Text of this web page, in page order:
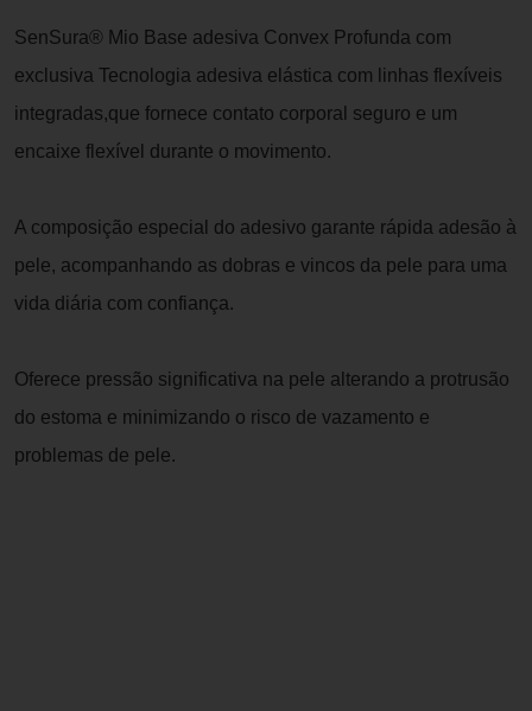
SenSura® Mio Base adesiva Convex Profunda com
exclusiva Tecnologia adesiva elástica com linhas flexíveis
integradas,que fornece contato corporal seguro e um
encaixe flexível durante o movimento.
A composição especial do adesivo garante rápida adesão à
pele, acompanhando as dobras e vincos da pele para uma
vida diária com confiança.
Oferece pressão significativa na pele alterando a protrusão
do estoma e minimizando o risco de vazamento e
problemas de pele.